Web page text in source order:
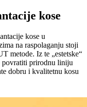
kose
kose u
na raspolaganju stoji
metode. Iz te „estetske“
povratiti prirodnu liniju
dobru i kvalitetnu kosu